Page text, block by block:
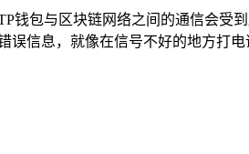
钱包与区块链网络之间的通信会
信息，就像在信号不好的地方打电